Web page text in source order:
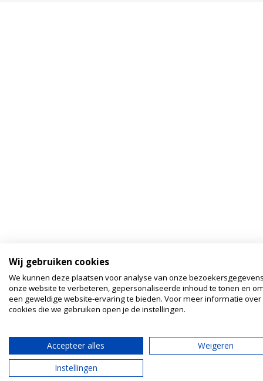
Wij gebruiken cookies
We kunnen deze plaatsen voor analyse van onze
onze website te verbeteren, gepersonaliseerde inhoud te tonen en
een geweldige website-ervaring te bieden. Voor meer informatie over
cookies die we gebruiken open je de instellingen.
Accepteer alles
Weigeren
Instellingen